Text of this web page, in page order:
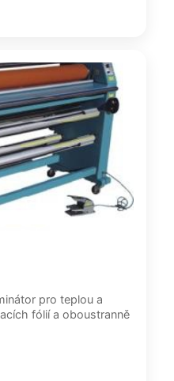
pro teplou a
fólií a oboustranně